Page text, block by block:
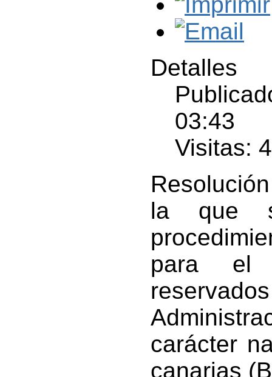
Detalles
03:43
Visitas:
la que
para el
carácter
canarias